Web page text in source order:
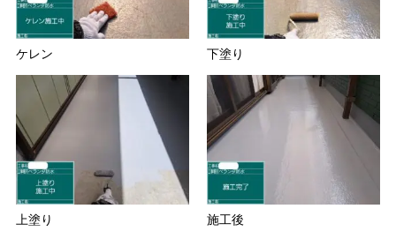
ケレン 下塗り
上塗り 施工後